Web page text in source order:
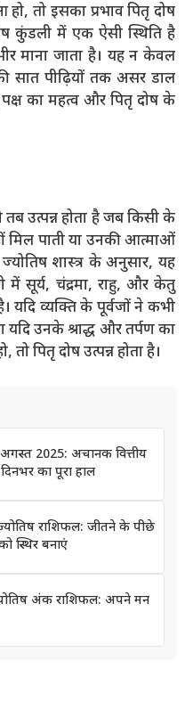
तो इसका प्रभाव पितृ दोष
कुंडली में एक ऐसी स्थिति है
माना जाता है। यह न केवल
सात पीढ़ियों तक असर डाल
का महत्व और पितृ दोष के
उत्पन्न होता है जब किसी के
मिल पाती या उनकी आत्माओं
शास्त्र के अनुसार, यह
में सूर्य, चंद्रमा, राहु, और केतु
यदि व्यक्ति के पूर्वजों ने कभी
यदि उनके श्राद्ध और तर्पण का
पितृ दोष उत्पन्न होता है​।
2025: अचानक वित्तीय
का पूरा हाल
राशिफल: जीतने के पीछे
स्थिर बनाएं
अंक राशिफल: अपने मन